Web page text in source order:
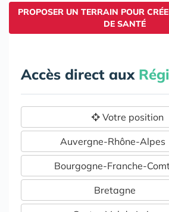
PROPOSER UN TERRAIN POUR
DE SANTÉ
Accès direct aux
Votre position
Auvergne-Rhône-Alpes
Bourgogne-Franche-
Bretagne